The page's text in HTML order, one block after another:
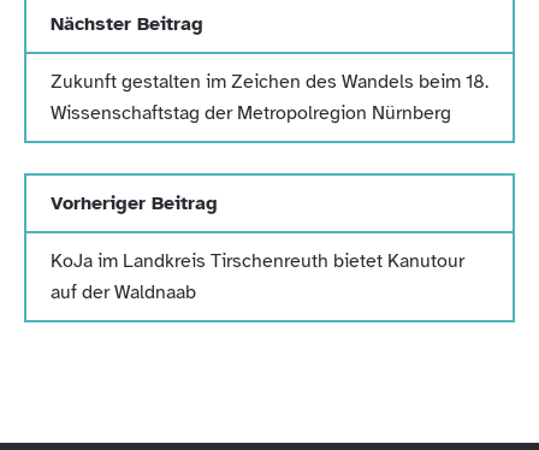
Nächster Beitrag
Zukunft gestalten im Zeichen des Wandels beim 18.
Wissenschaftstag der Metropolregion Nürnberg
Vorheriger Beitrag
KoJa im Landkreis Tirschenreuth bietet Kanutour
auf der Waldnaab